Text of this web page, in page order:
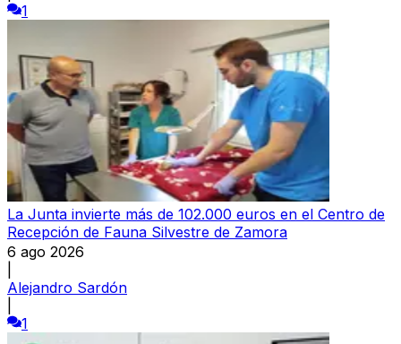
1
La Junta invierte más de 102.000 euros en el Centro de
Recepción de Fauna Silvestre de Zamora
6 ago 2026
Alejandro Sardón
1